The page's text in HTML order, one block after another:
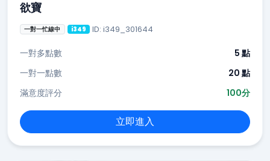
欲寶
一對一忙線中 i349 ID: i349_301644
一對多點數
5 點
一對一點數
20 點
滿意度評分
100分
立即進入